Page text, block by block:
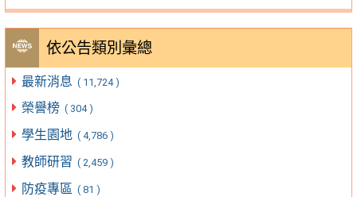
依公告類別彙總
最新消息 ( 11,724 )
榮譽榜 ( 304 )
學生園地 ( 4,786 )
教師研習 ( 2,459 )
防疫專區 ( 81 )